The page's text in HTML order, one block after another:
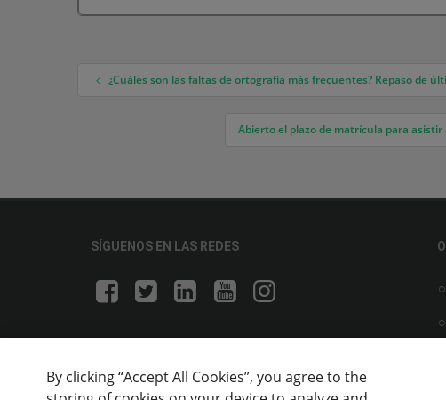
Navegación de entradas
¿Cuáles son las faltas de ortografía más frecuentes? Repaso de
Abierto el plazo de matrícula para asistir
SÍGUENOS EN LAS REDES
By clicking “Accept All Cookies”, you agree to the